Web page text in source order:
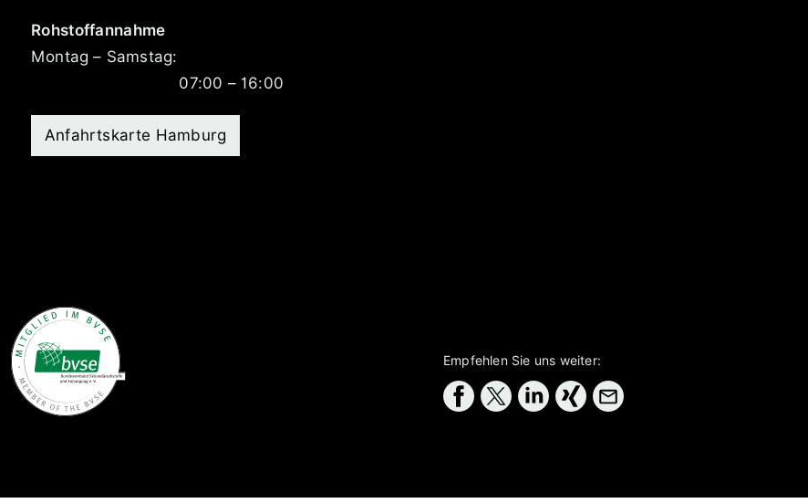
Rohstoffannahme
Montag – Samstag:
07:00 – 16:00
Anfahrtskarte Hamburg
Empfehlen Sie uns weiter: